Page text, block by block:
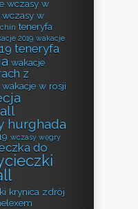
wczasy w
wczasy w
teneryfa
2019 wakacje
teneryfa
wakacje
z
wakacje w rosji
hurghada
wczasy węgry
do
krynica zdrój